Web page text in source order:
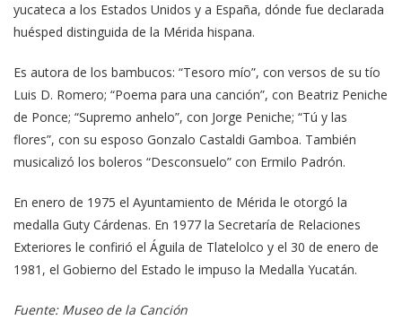
yucateca a los Estados Unidos y a España, dónde fue declarada
huésped distinguida de la Mérida hispana.
Es autora de los bambucos: “Tesoro mío”, con versos de su tío
Luis D. Romero; “Poema para una canción”, con Beatriz Peniche
de Ponce; “Supremo anhelo”, con Jorge Peniche; “Tú y las
flores”, con su esposo Gonzalo Castaldi Gamboa. También
musicalizó los boleros “Desconsuelo” con Ermilo Padrón.
En enero de 1975 el Ayuntamiento de Mérida le otorgó la
medalla Guty Cárdenas. En 1977 la Secretaría de Relaciones
Exteriores le confirió el Águila de Tlatelolco y el 30 de enero de
1981, el Gobierno del Estado le impuso la Medalla Yucatán.
Fuente: Museo de la Canción